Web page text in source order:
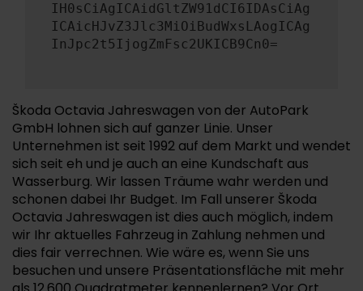
IH0sCiAgICAidGltZW91dCI6IDAsCiAg
ICAicHJvZ3Jlc3MiOiBudWxsLAogICAg
InJpc2t5IjogZmFsc2UKICB9Cn0=
Škoda Octavia Jahreswagen von der AutoPark
GmbH lohnen sich auf ganzer Linie. Unser
Unternehmen ist seit 1992 auf dem Markt und wendet
sich seit eh und je auch an eine Kundschaft aus
Wasserburg. Wir lassen Träume wahr werden und
schonen dabei Ihr Budget. Im Fall unserer Škoda
Octavia Jahreswagen ist dies auch möglich, indem
wir Ihr aktuelles Fahrzeug in Zahlung nehmen und
dies fair verrechnen. Wie wäre es, wenn Sie uns
besuchen und unsere Präsentationsfläche mit mehr